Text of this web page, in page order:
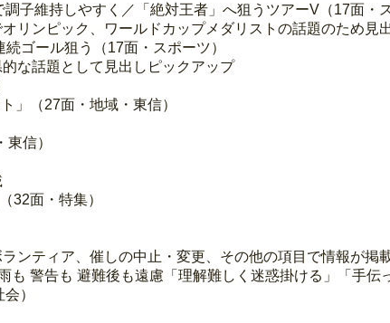
子維持しやすく／「絶対王者」へ狙うツアーV（17面・
リンピック、ワールドカップメダリストの話題のため見
ゴール狙う（17面・スポーツ）
な話題として見出しピックアップ
」（27面・地域・東信）
信）
32面・特集）
ンティア、催しの中止・変更、その他の項目で情報が掲
警告も 避難後も遠慮「理解難しく迷惑掛ける」「手伝
）